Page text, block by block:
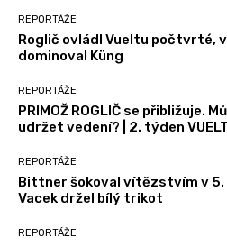
REPORTÁŽE
Roglič ovládl Vueltu počtvrté,
dominoval Küng
REPORTÁŽE
PRIMOŽ ROGLIČ se přibližuje.
udržet vedení? | 2. týden
REPORTÁŽE
Bittner šokoval vítězstvím v
Vacek držel bílý trikot
REPORTÁŽE